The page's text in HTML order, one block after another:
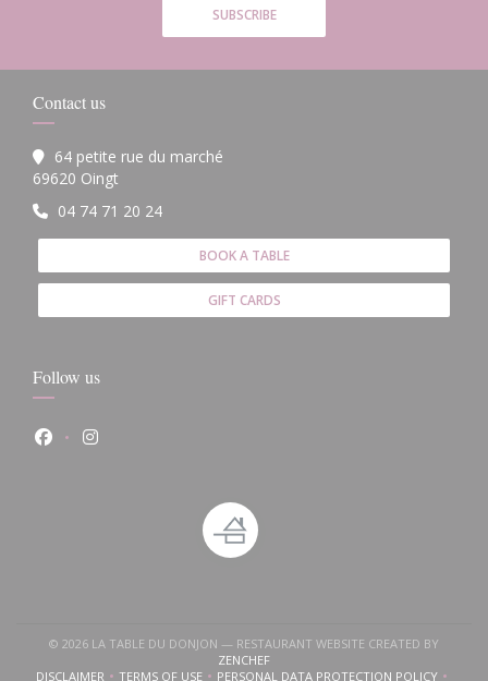
SUBSCRIBE
Contact us
64 petite rue du marché
69620 Oingt
04 74 71 20 24
BOOK A TABLE
GIFT CARDS
Follow us
Facebook ((opens in a new window))
Instagram ((opens in a new window))
© 2026 LA TABLE DU DONJON — RESTAURANT WEBSITE CREATED BY
ZENCHEF((OPENS IN A NEW WINDOW))
DISCLAIMER
TERMS OF USE PERSONAL DATA PROTECTION POLICY